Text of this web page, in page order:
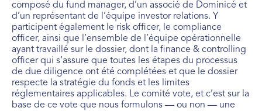
composé du fund manager, d’un associé de Dominicé et
d’un représentant de l’équipe investor relations. Y
participent également le risk officer, le compliance
officer, ainsi que l’ensemble de l’équipe opérationnelle
ayant travaillé sur le dossier, dont la finance & controlling
officer qui s’assure que toutes les étapes du processus
de due diligence ont été complétées et que le dossier
respecte la stratégie du fonds et les limites
réglementaires applicables. Le comité vote, et c’est sur la
base de ce vote que nous formulons — ou non — une